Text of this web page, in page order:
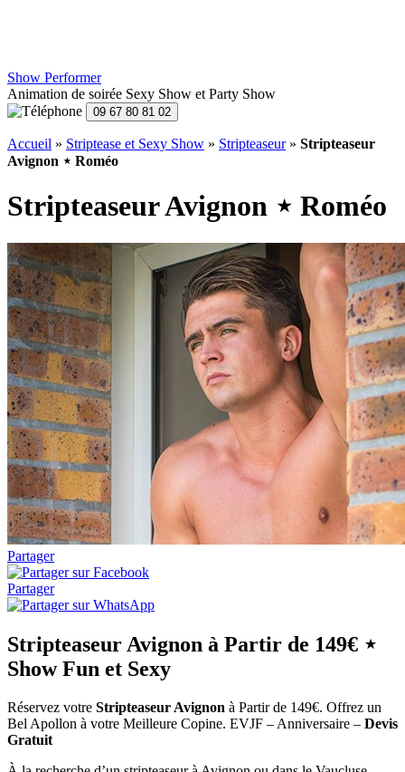
Show Performer
Animation de soirée Sexy Show et Party Show
Accueil » Striptease et Sexy Show » Stripteaseur» Stripteaseur
Avignon ⋆ Roméo
Stripteaseur Avignon ⋆ Roméo
Partager
Partager
Stripteaseur Avignon à Partir de 149€ ⋆
Show Fun et Sexy
Réservez votre Stripteaseur Avignon à Partir de 149€. Offrez un
Bel Apollon à votre Meilleure Copine. EVJF – Anniversaire – Devis
Gratuit